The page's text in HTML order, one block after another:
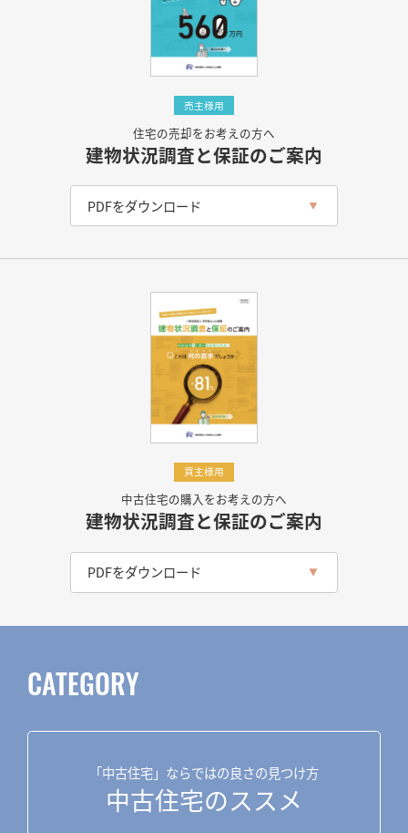
売主様用
住宅の売却をお考えの方へ
建物状況調査と保証のご案内
PDFをダウンロード
買主様用
中古住宅の購入をお考えの方へ
建物状況調査と保証のご案内
PDFをダウンロード
CATEGORY
「中古住宅」ならではの良さの見つけ方
中古住宅のススメ